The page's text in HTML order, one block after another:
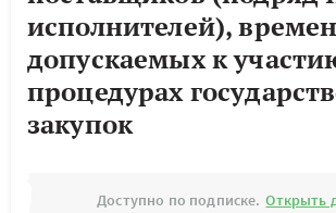
исполнителей),
допускаемых к
процедурах
закупок
Доступно по подписке. Открыть